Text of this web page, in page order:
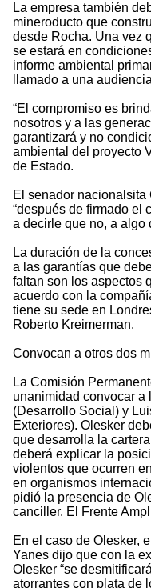
La empresa también
mineroducto que
desde Rocha. Una vez
se estará en
informe ambiental
llamado a una
“El compromiso es
nosotros y a las
garantizará y no
ambiental del proyecto
de Estado.
El senador nacionalsita
“después de firmado el
a decirle que no, a algo
La duración de la
a las garantías que
faltan son los aspectos
acuerdo con la
tiene su sede en
Roberto Kreimerman.
Convocan a otros dos
La Comisión
unanimidad convocar a
(Desarrollo Social) y
Exteriores). Olesker
que desarrolla la
deberá explicar la
violentos que ocurren
en organismos
pidió la presencia de
canciller. El Frente
En el caso de Olesker,
Yanes dijo que con la
Olesker “se
atorrantes con plata de